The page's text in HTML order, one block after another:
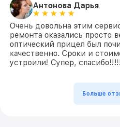
Антонова Дарья
Очень довольна этим
ремонта оказались просто
оптический прицел был
качественно. Сроки и
устроили! Супер,
Больше